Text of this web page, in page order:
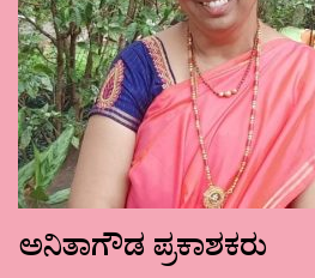
ಅನಿತಾಗೌಡ ಪ್ರಕಾಶಕರು